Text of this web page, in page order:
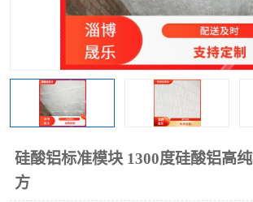
硅酸铝标准模块 1300度硅酸铝高
方